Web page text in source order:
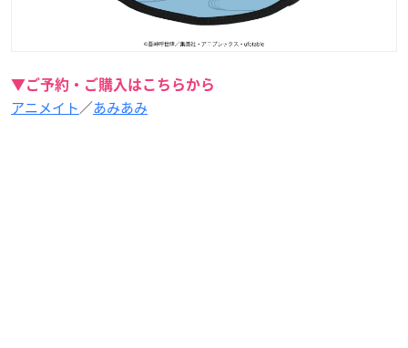
▼ご予約・ご購入はこちらから
アニメイト／あみあみ